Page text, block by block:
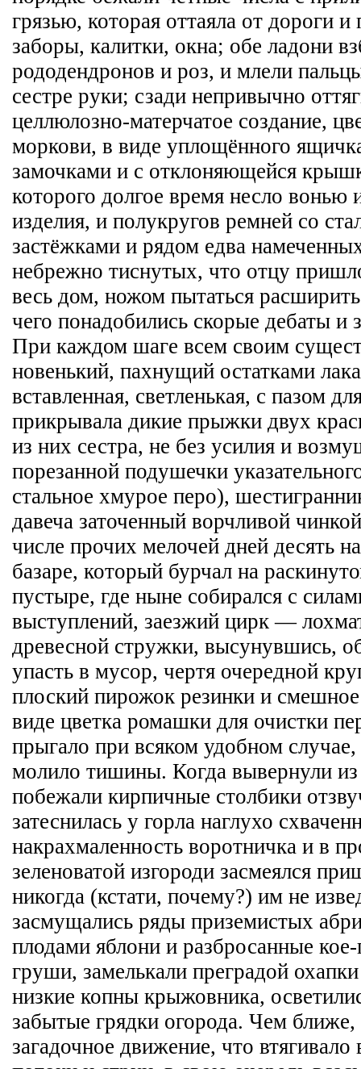
грязью, которая оттаяла от дороги и
заборы, калитки, окна; обе ладони
рододендронов и роз, и млели
сестре руки; сзади непривычно
целлюлозно-матерчатое создание,
моркови, в виде уплощённого
замочками и с отклоняющейся
которого долгое время несло вонью
изделия, и полукругов ремней со
застёжками и рядом едва
небрежно тиснутых, что отцу
весь дом, ножом пытаться
чего понадобились скорые дебаты и
При каждом шаге всем своим
новенький, пахнущий остатками
вставленная, светленькая, с пазом
прикрывала дикие прыжки двух
из них сестра, не без усилия и
порезанной подушечки
стальное хмурое перо),
давеча заточенный ворчливой
числе прочих мелочей дней десять
базаре, который бурчал на
пустыре, где ныне собирался с
выступлений, заезжий цирк —
древесной стружки, высунувшись,
упасть в мусор, чертя очередной
плоский пирожок резинки и
виде цветка ромашки для очистки
прыгало при всяком удобном
молило тишины. Когда вывернули
побежали кирпичные столбики
затеснилась у горла наглухо
накрахмаленность воротничка и в
зеленоватой изгороди засмеялся
никогда (кстати, почему?) им не
засмущались ряды приземистых
плодами яблони и разбросанные кое-
груши, замелькали преградой
низкие копны крыжовника,
забытые грядки огорода. Чем
загадочное движение, что втягивало